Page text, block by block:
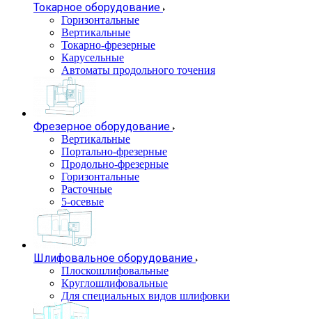
Токарное оборудование
Горизонтальные
Вертикальные
Токарно-фрезерные
Карусельные
Автоматы продольного точения
Фрезерное оборудование
Вертикальные
Портально-фрезерные
Продольно-фрезерные
Горизонтальные
Расточные
5-осевые
Шлифовальное оборудование
Плоскошлифовальные
Круглошлифовальные
Для специальных видов шлифовки